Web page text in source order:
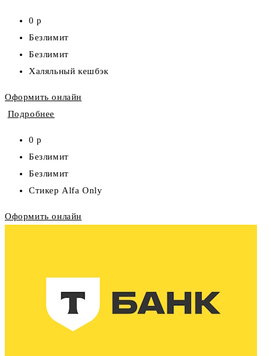
0 р
Безлимит
Безлимит
Халяльный кешбэк
Оформить онлайн
Подробнее
0 р
Безлимит
Безлимит
Стикер Alfa Only
Оформить онлайн